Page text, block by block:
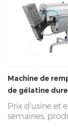
Machine de
de gélatine
Prix ​​d'usine et
semaines,